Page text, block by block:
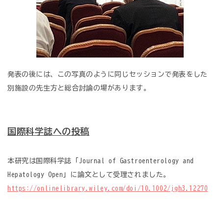
発表の後には、この写真のように同じセッションで発表をした
別施設の先生方と総合討論の場があります。
国際科学誌への投稿
本研究は国際科学誌「Journal of Gastroenterology and
Hepatology Open」に論文として受理されました。
https://onlinelibrary.wiley.com/doi/10.1002/jgh3.12270